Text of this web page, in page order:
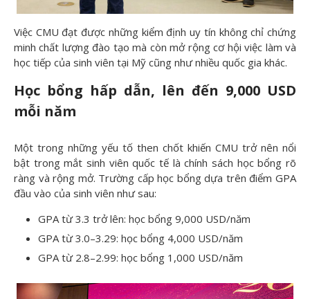
Việc CMU đạt được những kiểm định uy tín không chỉ chứng
minh chất lượng đào tạo mà còn mở rộng cơ hội việc làm và
học tiếp của sinh viên tại Mỹ cũng như nhiều quốc gia khác.
Học bổng hấp dẫn, lên đến 9,000 USD
mỗi năm
Một trong những yếu tố then chốt khiến CMU trở nên nổi
bật trong mắt sinh viên quốc tế là chính sách học bổng rõ
ràng và rộng mở. Trường cấp học bổng dựa trên điểm GPA
đầu vào của sinh viên như sau:
GPA từ 3.3 trở lên: học bổng 9,000 USD/năm
GPA từ 3.0–3.29: học bổng 4,000 USD/năm
GPA từ 2.8–2.99: học bổng 1,000 USD/năm